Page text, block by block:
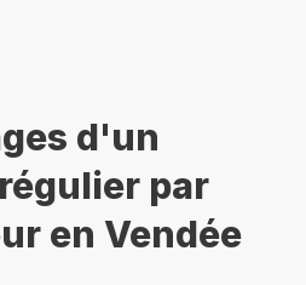
d'un
par
en Vendée